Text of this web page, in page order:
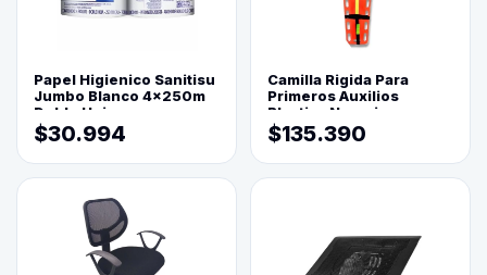
Papel Higienico Sanitisu
Jumbo Blanco 4x250m
Doble Hoja
$30.994
Camilla Rigida Para
Primeros Auxilios
Plastica Naranja
$135.390